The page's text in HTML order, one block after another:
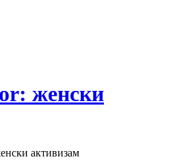
женски
активизам